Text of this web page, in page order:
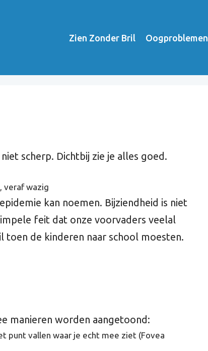
Zien Zonder Bril Oogproblemen
scherp. Dichtbij zie je alles goed.
kan noemen. Bijziendheid is niet
feit dat onze voorvaders veelal
toen de kinderen naar school moesten.
manieren worden aangetoond:
punt vallen waar je echt mee ziet (Fovea